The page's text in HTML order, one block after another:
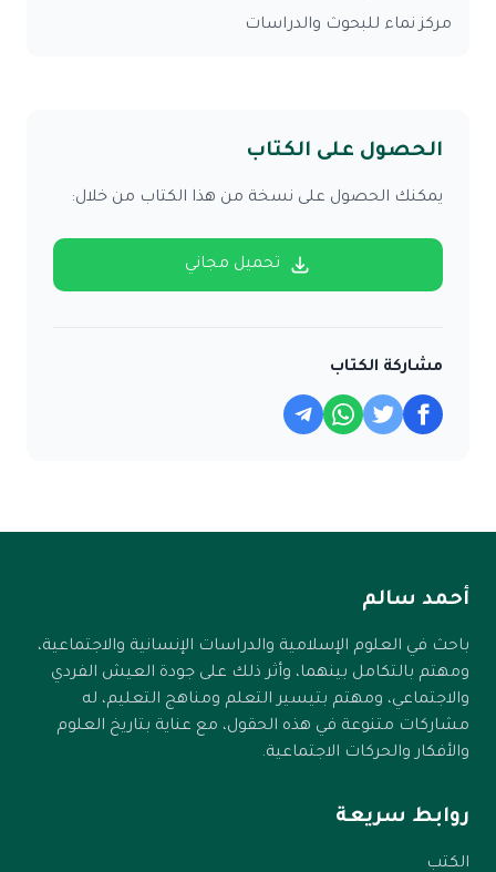
مركز نماء للبحوث والدراسات
الحصول على الكتاب
يمكنك الحصول على نسخة من هذا الكتاب من خلال:
تحميل مجاني
مشاركة الكتاب
أحمد سالم
باحث في العلوم الإسلامية والدراسات الإنسانية والاجتماعية،
ومهتم بالتكامل بينهما، وأثر ذلك على جودة العيش الفردي
والاجتماعي، ومهتم بتيسير التعلم ومناهج التعليم، له
مشاركات متنوعة في هذه الحقول، مع عناية بتاريخ العلوم
والأفكار والحركات الاجتماعية.
روابط سريعة
الكتب